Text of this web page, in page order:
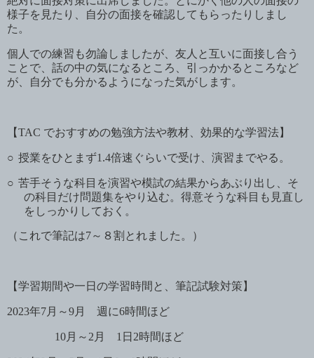
様子を見たり、自分の面接を確認してもらったりしまし
た。
個人での練習も勿論しましたが、友人と互いに面接し合う
ことで、話の中の気になるところ、引っかかるところなど
が、自分でも分かるようになった気がします。
【TAC でおすすめの勉強方法や教材、効果的な学習法】
○ 授業をひとまず1.4倍速ぐらいで受け、演習までやる。
○ 苦手そうな科目を演習や模試の結果からあぶり出し、そ
の科目だけ問題集をやり込む。得意そうな科目も見直し
をしっかりしておく。
（これで筆記は7～８割とれました。）
【学習期間や一日の学習時間と、筆記試験対策】
2023年7月～9月 週に6時間ほど
10月～ 2 月 1 日 2時間ほど